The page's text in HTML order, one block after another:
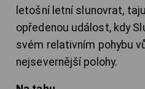
letošní letní slunovrat,
opředenou událost, kdy
svém relativním pohybu
nejsevernější polohy.